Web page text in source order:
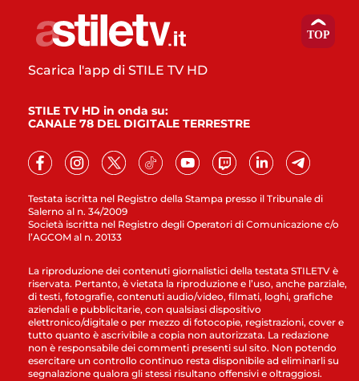
Testata iscritta nel Registro della Stampa presso il Tribunale di
Salerno al n. 34/2009
Società iscritta nel Registro degli Operatori di Comunicazione c/o
l’AGCOM al n. 20133
Scarica l'app di STILE TV HD
STILE TV HD in onda su:
CANALE 78 DEL DIGITALE TERRESTRE
La riproduzione dei contenuti giornalistici della testata STILETV è
riservata. Pertanto, è vietata la riproduzione e l’uso, anche parziale,
di testi, fotografie, contenuti audio/video, filmati, loghi, grafiche
aziendali e pubblicitarie, con qualsiasi dispositivo
elettronico/digitale o per mezzo di fotocopie, registrazioni, cover e
tutto quanto è ascrivibile a copia non autorizzata. La redazione
non è responsabile dei commenti presenti sul sito. Non potendo
esercitare un controllo continuo resta disponibile ad eliminarli su
segnalazione qualora gli stessi risultano offensivi e oltraggiosi.